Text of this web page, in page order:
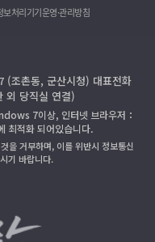
보처리기기운영·관리방침
(조촌동, 군산시청) 대표전화
외 당직실 연결)
7이상, 인터넷 브라우저：
최적화 되어있습니다.
을 거부하며, 이를 위반시 정보통신
기 바랍니다.